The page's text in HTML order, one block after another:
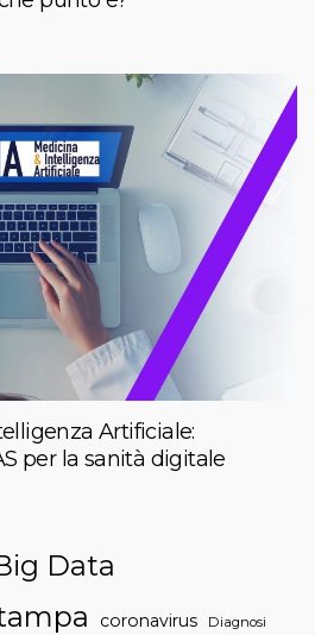
Artificiale:
per la sanità digitale
Data
coronavirus Diagnosi